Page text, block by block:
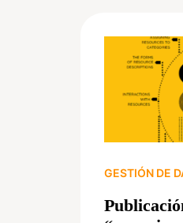
GESTIÓN DE